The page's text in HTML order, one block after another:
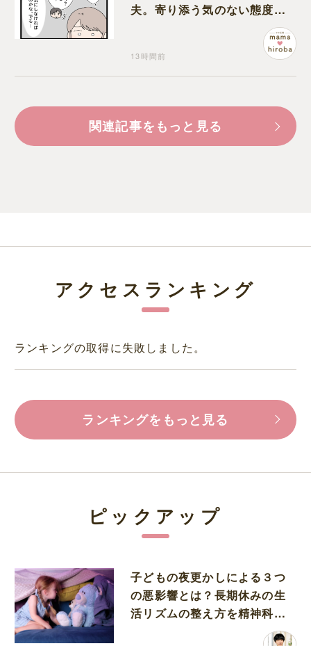
夫。寄り添う気のない態度に
13時間前
関連記事をもっと見る
アクセスランキング
ランキングの取得に失敗しました。
ランキングをもっと見る
ピックアップ
子どもの夜更かしによる３つ
の悪影響とは？長期休みの生
活リズムの整え方を精神科医